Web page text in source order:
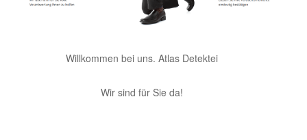
Willkommen bei uns. Atlas Detektei
Wir sind für Sie da!